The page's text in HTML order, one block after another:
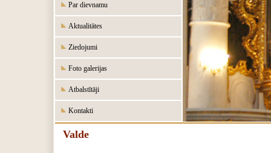
Par dievnamu
Aktualitātes
Ziedojumi
Foto galerijas
Atbalstītāji
Kontakti
Valde